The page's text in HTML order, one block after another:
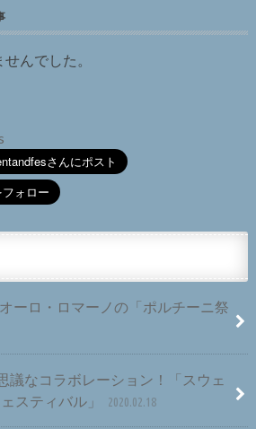
んでした。
ーロ・ロマーノの「ポルチーニ祭
議なコラボレーション！「スウェ
スティバル」
2020.02.18